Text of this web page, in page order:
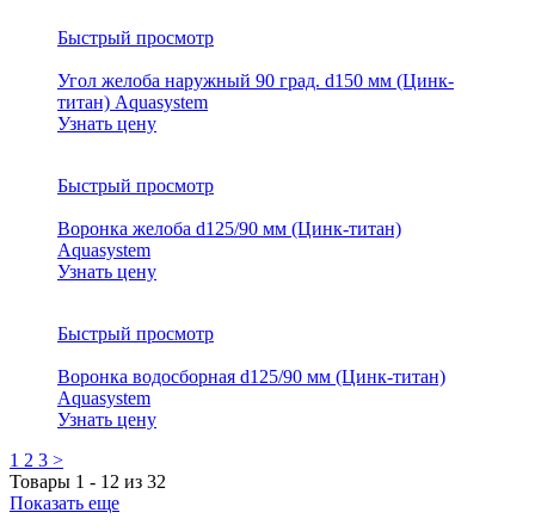
Быстрый просмотр
Угол желоба наружный 90 град. d150 мм (Цинк-
титан) Aquasystem
Узнать цену
Быстрый просмотр
Воронка желоба d125/90 мм (Цинк-титан)
Aquasystem
Узнать цену
Быстрый просмотр
Воронка водосборная d125/90 мм (Цинк-титан)
Aquasystem
Узнать цену
1 2 3 >
Товары 1 - 12 из 32
Показать еще